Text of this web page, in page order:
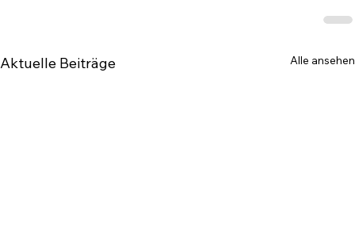
Aktuelle Beiträge Alle ansehen